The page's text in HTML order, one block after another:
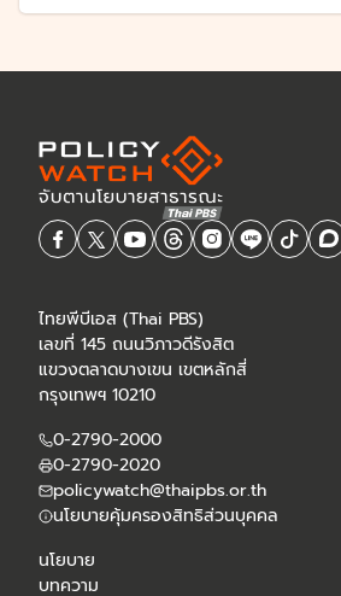
ไทยพีบีเอส (Thai PBS)
เลขที่ 145 ถนนวิภาวดีรังสิต
แขวงตลาดบางเขน เขตหลักสี่
กรุงเทพฯ 10210
0-2790-2000
0-2790-2020
policywatch@thaipbs.or.th
นโยบายคุ้มครองสิทธิส่วนบุคคล
นโยบาย
บทความ